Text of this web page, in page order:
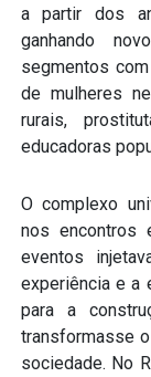
a partir dos
ganhando
segmentos
de mulheres
rurais,
educadoras
O complexo
nos encontros
eventos
experiência e a
para a
transformasse
sociedade. No